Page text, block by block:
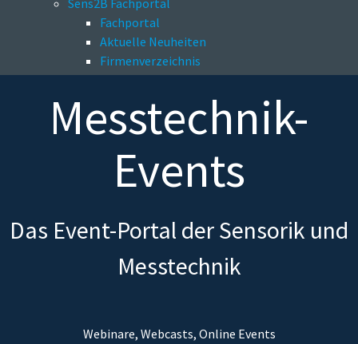
Sens2B Fachportal
Fachportal
Aktuelle Neuheiten
Firmenverzeichnis
Messtechnik-
Events
Das Event-Portal der Sensorik und
Messtechnik
Webinare, Webcasts, Online Events